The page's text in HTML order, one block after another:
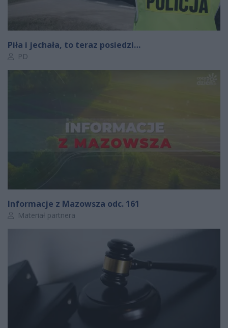
Piła i jechała, to teraz posiedzi…
Autor artykułu:
PD
Informacje z Mazowsza odc. 161
Autor artykułu:
Materiał partnera